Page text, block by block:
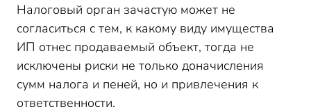
Налоговый орган зачастую может не
согласиться с тем, к какому виду имущества
ИП отнес продаваемый объект, тогда не
исключены риски не только доначисления
сумм налога и пеней, но и привлечения к
ответственности.